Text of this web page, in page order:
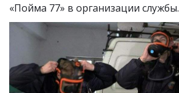
«Пойма 77» в организации службы.